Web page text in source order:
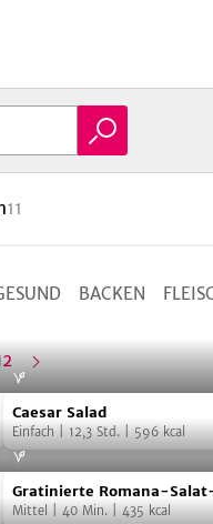
11
BACKEN
letzte
Seite
2 n
ä
ch
s
t
e
S
e
i
te
Caesar
Salad
Foto:Udo Einenkel/BLV
Caesar Salad
Einfach| 12,3 Std.| 596kcal
Gratinierte
Romana-
Foto:
Gratinierte Romana-
mit scharfer Honigsauce
Mittel 40 Min.| 435 kcal